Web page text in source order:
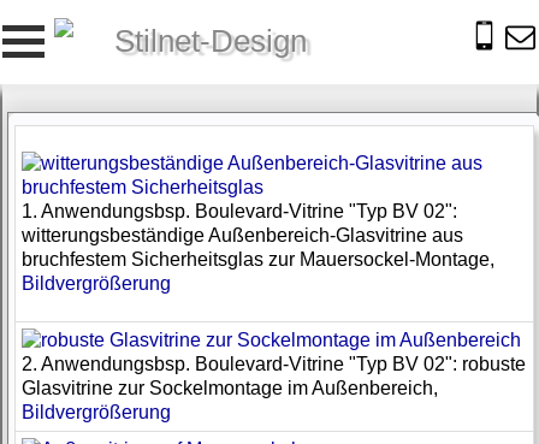
Stilnet-Design
1. Anwendungsbsp. Boulevard-Vitrine "Typ BV 02":
witterungsbeständige Außenbereich-Glasvitrine aus
bruchfestem Sicherheitsglas zur Mauersockel-Montage,
Bildvergrößerung
2. Anwendungsbsp. Boulevard-Vitrine "Typ BV 02": robuste
Glasvitrine zur Sockelmontage im Außenbereich,
Bildvergrößerung